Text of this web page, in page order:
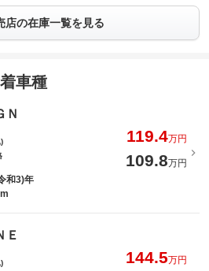
店の在庫一覧を見る
車種
Ｎ
119.4万円
109.8万円
和3)年
Ｅ
144.5万円